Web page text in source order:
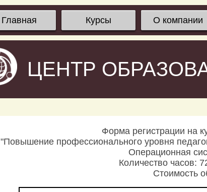
Главная Курсы О компании
ЦЕНТР
Форма регистрации на
"Повышение профессионального уровня
Операционная
Количество часов:
Стоимость